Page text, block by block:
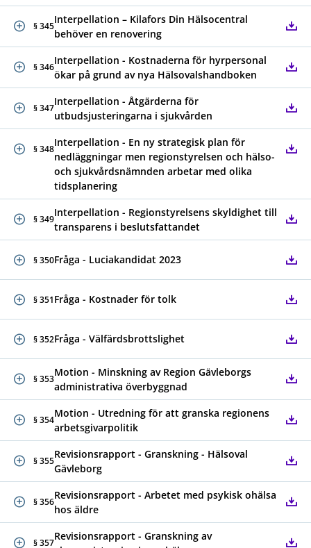
§ 345
Interpellation – Kilafors Din Hälsocentral
behöver en renovering
§ 346
Interpellation - Kostnaderna för hyrpersonal
ökar på grund av nya Hälsovalshandboken
§ 347
Interpellation - Åtgärderna för
utbudsjusteringarna i sjukvården
§ 348
Interpellation - En ny strategisk plan för
nedläggningar men regionstyrelsen och hälso-
och sjukvårdsnämnden arbetar med olika
tidsplanering
§ 349
Interpellation - Regionstyrelsens skyldighet till
transparens i beslutsfattandet
§ 350Fråga - Luciakandidat 2023
§ 351Fråga - Kostnader för tolk
§ 352Fråga - Välfärdsbrottslighet
§ 353
Motion - Minskning av Region Gävleborgs
administrativa överbyggnad
§ 354
Motion - Utredning för att granska regionens
arbetsgivarpolitik
§ 355
Revisionsrapport - Granskning - Hälsoval
Gävleborg
§ 356
Revisionsrapport - Arbetet med psykisk ohälsa
hos äldre
§ 357
Revisionsrapport - Granskning av